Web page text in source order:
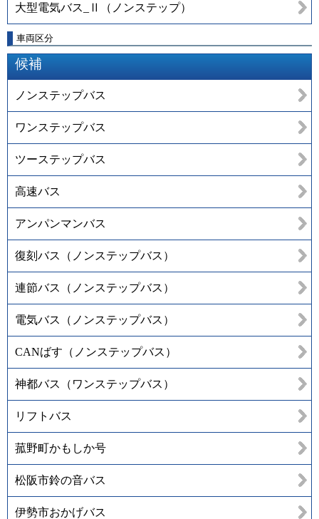
大型電気バス_Ⅱ（ノンステップ）
車両区分
候補
ノンステップバス
ワンステップバス
ツーステップバス
高速バス
アンパンマンバス
復刻バス（ノンステップバス）
連節バス（ノンステップバス）
電気バス（ノンステップバス）
CANばす（ノンステップバス）
神都バス（ワンステップバス）
リフトバス
菰野町かもしか号
松阪市鈴の音バス
伊勢市おかげバス